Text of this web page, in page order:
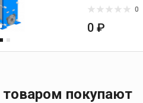
0
0 ₽
покупают